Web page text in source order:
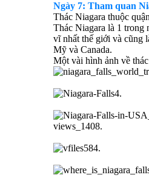
Ngày 7: Tham quan
Thác Niagara thuộc
Thác Niagara là 1 trong
vĩ nhất thế giới và cũng
Mỹ và Canada.
Một vài hình ảnh về